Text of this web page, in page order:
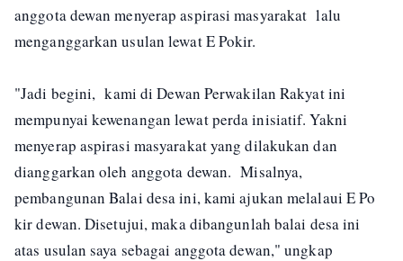
anggota dewan menyerap aspirasi masyarakat lalu
menganggarkan usulan lewat E Pokir.
"Jadi begini, kami di Dewan Perwakilan Rakyat ini
mempunyai kewenangan lewat perda inisiatif. Yakni
menyerap aspirasi masyarakat yang dilakukan dan
dianggarkan oleh anggota dewan. Misalnya,
pembangunan Balai desa ini, kami ajukan melalaui E Po
kir dewan. Disetujui, maka dibangunlah balai desa ini
atas usulan saya sebagai anggota dewan," ungkap